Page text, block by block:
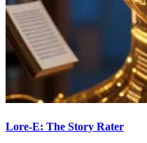
Lore-E: The Story Rater